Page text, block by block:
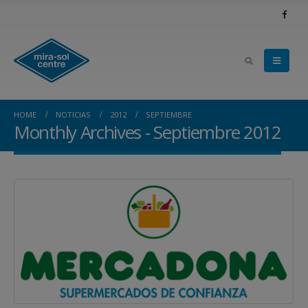
HOME NOTICIAS 2012 SEPTIEMBRE
Monthly Archives - Septiembre 2012